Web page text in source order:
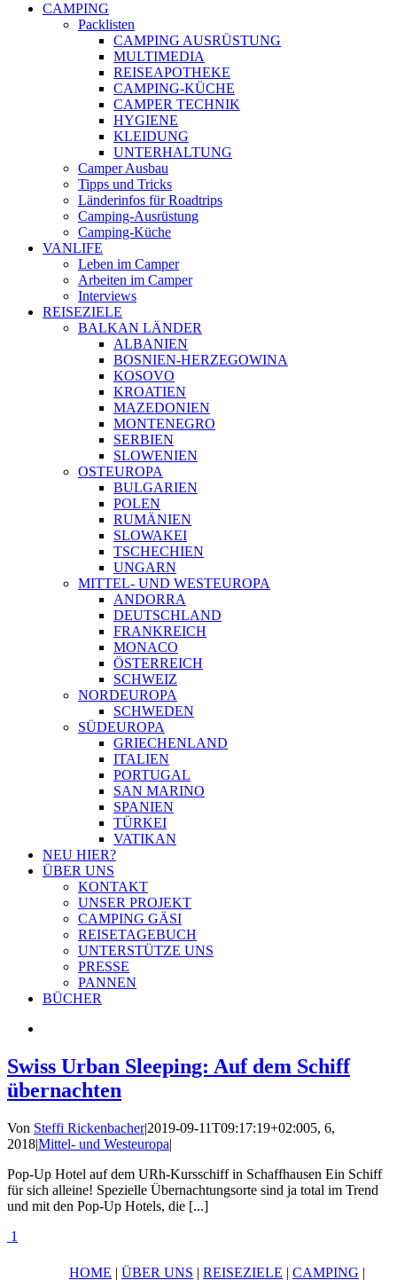
CAMPING
Packlisten
CAMPING AUSRÜSTUNG
MULTIMEDIA
REISEAPOTHEKE
CAMPING-KÜCHE
CAMPER TECHNIK
HYGIENE
KLEIDUNG
UNTERHALTUNG
Camper Ausbau
Tipps und Tricks
Länderinfos für Roadtrips
Camping-Ausrüstung
Camping-Küche
VANLIFE
Leben im Camper
Arbeiten im Camper
Interviews
REISEZIELE
BALKAN LÄNDER
ALBANIEN
BOSNIEN-HERZEGOWINA
KOSOVO
KROATIEN
MAZEDONIEN
MONTENEGRO
SERBIEN
SLOWENIEN
OSTEUROPA
BULGARIEN
POLEN
RUMÄNIEN
SLOWAKEI
TSCHECHIEN
UNGARN
MITTEL- UND WESTEUROPA
ANDORRA
DEUTSCHLAND
FRANKREICH
MONACO
ÖSTERREICH
SCHWEIZ
NORDEUROPA
SCHWEDEN
SÜDEUROPA
GRIECHENLAND
ITALIEN
PORTUGAL
SAN MARINO
SPANIEN
TÜRKEI
VATIKAN
NEU HIER?
ÜBER UNS
KONTAKT
UNSER PROJEKT
CAMPING GÄSI
REISETAGEBUCH
UNTERSTÜTZE UNS
PRESSE
PANNEN
BÜCHER
Swiss Urban Sleeping: Auf dem Schiff
übernachten
Von Steffi Rickenbacher|2019-09-11T09:17:19+02:005, 6,
2018|Mittel- und Westeuropa|
Pop-Up Hotel auf dem URh-Kursschiff in Schaffhausen Ein Schiff
für sich alleine! Spezielle Übernachtungsorte sind ja total im Trend
und mit den Pop-Up Hotels, die [...]
1
HOME | ÜBER UNS | REISEZIELE | CAMPING |